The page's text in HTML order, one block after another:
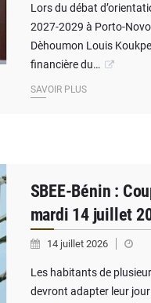
Lors du débat
2027-2029 à Porto-
Dèhoumon Louis
financière du…
SAVOIR PLUS
SBEE-Bénin :
mardi 14 juillet
14 juillet 2026
Les habitants de
devront adapter leur